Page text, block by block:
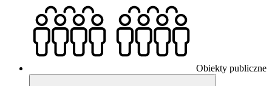
Obiekty publiczne